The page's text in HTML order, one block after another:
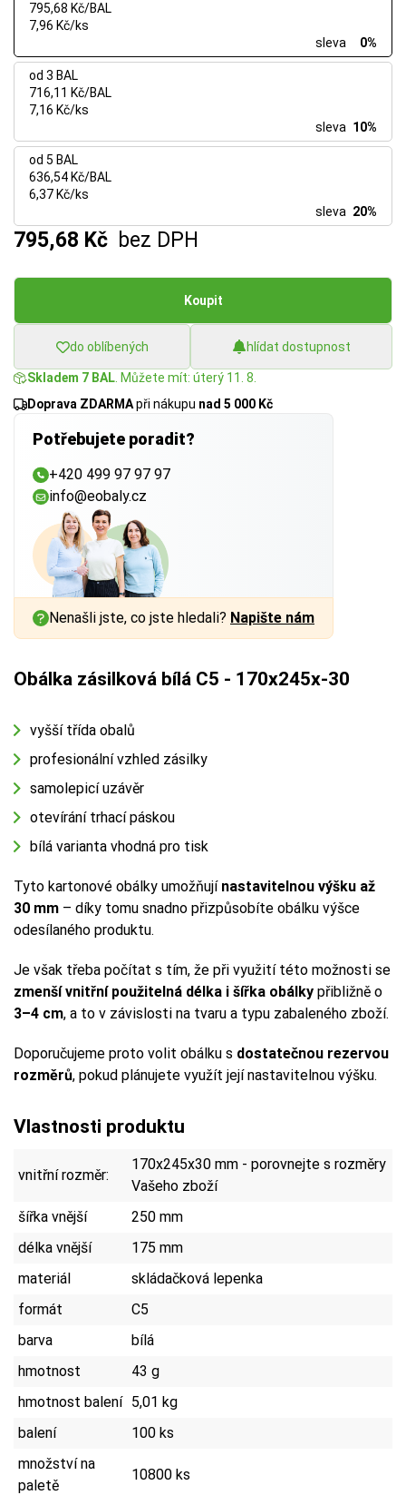
795,68 Kč/BAL
7,96 Kč/ks
sleva
0%
od 3 BAL
716,11 Kč/BAL
7,16 Kč/ks
sleva 10%
od 5 BAL
636,54 Kč/BAL
6,37 Kč/ks
sleva 20%
795,68 Kč bez DPH
Koupit
do oblíbených hlídat dostupnost
Skladem 7 BAL . Můžete mít: úterý 11. 8.
Doprava ZDARMApři nákupu nad 5 000 Kč
Potřebujete poradit?
+420 499 97 97 97
info@eobaly.cz
Nenašli jste, co jste hledali? Napište nám
Obálka zásilková bílá C5 - 170x245x-30
vyšší třída obalů
profesionální vzhled zásilky
samolepicí uzávěr
otevírání trhací páskou
bílá varianta vhodná pro tisk
Tyto kartonové obálky umožňují nastavitelnou výšku až
30 mm – díky tomu snadno přizpůsobíte obálku výšce
odesílaného produktu.
Je však třeba počítat s tím, že při využití této možnosti se
zmenší vnitřní použitelná délka i šířka obálky přibližně o
3–4 cm, a to v závislosti na tvaru a typu zabaleného zboží.
Doporučujeme proto volit obálku s dostatečnou rezervou
rozměrů, pokud plánujete využít její nastavitelnou výšku.
Vlastnosti produktu
vnitřní rozměr:
170x245x30 mm - porovnejte s rozměry
Vašeho zboží
šířka vnější
250 mm
délka vnější
175 mm
materiál
skládačková lepenka
formát
C5
barva
bílá
hmotnost
43 g
hmotnost balení 5,01 kg
balení
100 ks
množství na
paletě
10800 ks